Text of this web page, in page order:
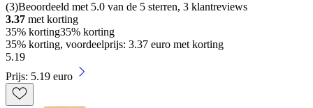
(3)Beoordeeld met 5.0 van de 5 sterren, 3 klantreviews
3.37 met korting
35% korting35% korting
35% korting, voordeelprijs: 3.37 euro met korting
5.19
Prijs: 5.19 euro